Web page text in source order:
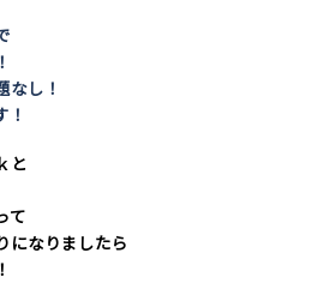
なし！
と
て
なりましたら